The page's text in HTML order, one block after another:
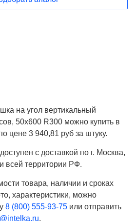
на угол вертикальный
50х600 R300 можно купить в
цене 3 940,81 руб за штуку.
с доставкой по г. Москва,
всей территории РФ.
товара, наличии и сроках
характеристики, можно
8 (800) 555-93-75 или отправить
.